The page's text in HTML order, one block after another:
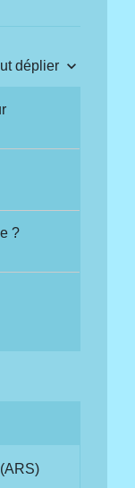
déplier keyboard_arrow_down
?